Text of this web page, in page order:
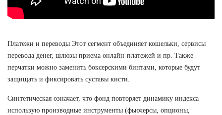
Платежи и переводы Этот сегмент объединяет кошельки, сервисы
перевода денег, шлюзы приема онлайн-платежей и пр. Также
перчатки можно заменить боксерскими бинтами, которые будут
защищать и фиксировать суставы кисти.
Синтетическая означает, что фонд повторяет динамику индекса
использую производные инструменты (фьючерсы, опционы,